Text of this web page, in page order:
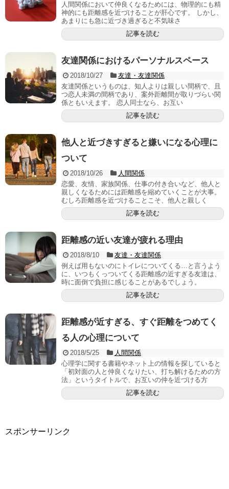
人間関係において仲良くなるためには、物理的にも精
神的にも距離感を近づけることが肝心です。 しかし、
あまりにも急に近づき過ぎると不気味さ
記事を読む
友達関係におけるパーソナルスペース
2018/10/27
友達・友達関係
友達関係というものは、知人よりは親しい間柄で、且
つ恋人未満の間柄であり、案外距離間が取りづらい関
係ともいえます。 恋人同士なら、お互い
記事を読む
他人と近づきすぎると嫌いになる心理に
ついて
2018/10/26
人間関係
恋愛、友情、家族関係、仕事の付き合いなど、他人と
親しくなるためには距離感を縮めていくことが大事。
むしろ距離感を近づけることこそ、他人と親しく
記事を読む
距離感の近い友達が疲れる理由
2018/8/10
友達・友達関係
例えば用もないのにトイレについてくる…と言うよう
に、いつもくっついてくる距離感の近すぎる友達は、
時に面倒で負担に感じることがあるでしょう。
記事を読む
距離感が近すぎる、すぐ距離をつめてく
る人の心理について
2018/5/25
人間関係
心理学に関する書籍やネット上の情報を探していると
「初対面の人と仲良くなりたい、打ち解けるための方
法」というタイトルで、お互いの仲を近づける方
記事を読む
スポンサーリンク